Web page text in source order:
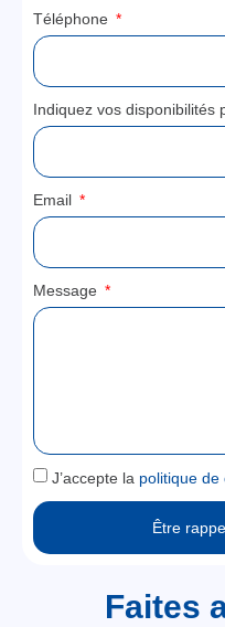
Faites
Téléphone
Indiquez vos disponibilités
Email
Message
J’accepte la politique de
Être